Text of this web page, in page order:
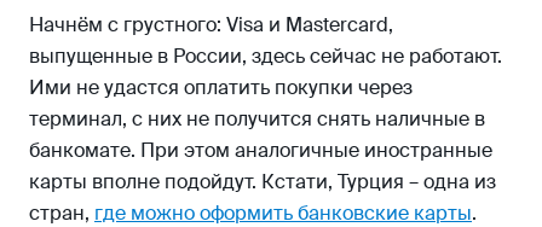
Начнём с грустного: Visa и Mastercard,
выпущенные в России, здесь сейчас не работают.
Ими не удастся оплатить покупки через
терминал, с них не получится снять наличные в
банкомате. При этом аналогичные иностранные
карты вполне подойдут. Кстати, Турция – одна из
стран, где можно оформить банковские карты.